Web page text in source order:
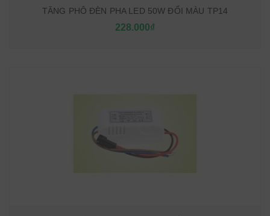
TĂNG PHÔ ĐÈN PHA LED 50W ĐỔI MÀU TP14
228.000₫